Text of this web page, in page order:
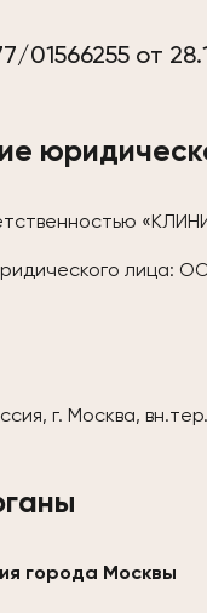
01566255 от
лица:
г. Москва,
города Москвы